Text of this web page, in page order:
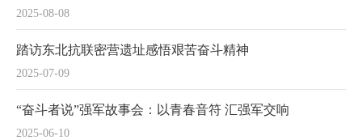
2025-08-08
2025-07-09
踏访东北抗联密营遗址感悟艰苦奋斗精神
2025-06-10
“奋斗者说”强军故事会：以青春音符 汇强军交响